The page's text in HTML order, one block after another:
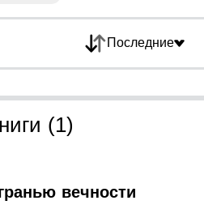
Последние
(1)
вечности